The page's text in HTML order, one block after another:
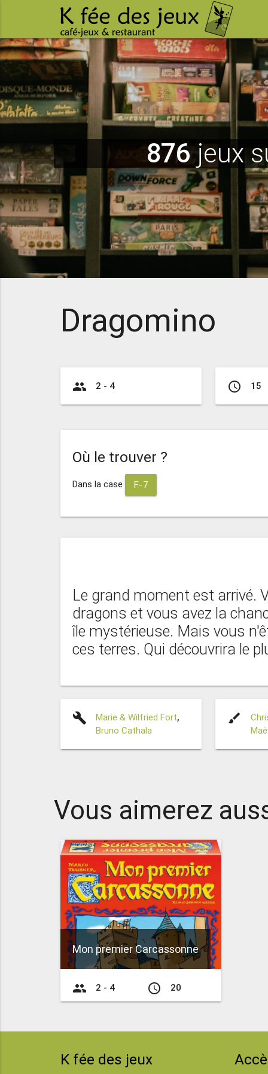
876jeux
Dragomino
group 2 - 4 access_time 15
Où le trouver ?
Dans la case F-7
Le grand moment est arrivé.
dragons et vous avez la
île mystérieuse. Mais vous
ces terres. Qui découvrira le
build Marie & Wilfried Fort,
Bruno Cathala
brush
Vous aimerez
Mon premier Carcassonne
group 2 - 4 access_time 20
K fée des jeux